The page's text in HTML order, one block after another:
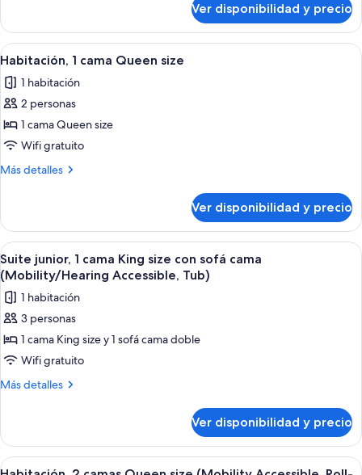
Queen
size
(Mobility
Accessible,
Tub)
2
camas
Queen
(Mobility
Accessible,
Ver disponibilidad y precio
Ver
todas
las
fotos
de
Habitación,
1
size
Un dormitorio con cabecera
4
Habitación, 1 cama Queen size
1 habitación
2 personas
1 cama Queen size
Wifi gratuito
Más detalles
Más
1
cama
Queen
size
Ver disponibilidad y precio
Ver
todas
las
fotos
de
Suite
junior,
1
size
con
Un dormitorio con una cama
4
Suite junior, 1 cama King size con sofá cama
(Mobility/Hearing Accessible, Tub)
1 habitación
3 personas
1 cama King size y 1 sofá cama doble
Wifi gratuito
Más detalles
Más
junior,
cama
Ver disponibilidad y precio
Ver
Habitación de hotel con dos camas,
3